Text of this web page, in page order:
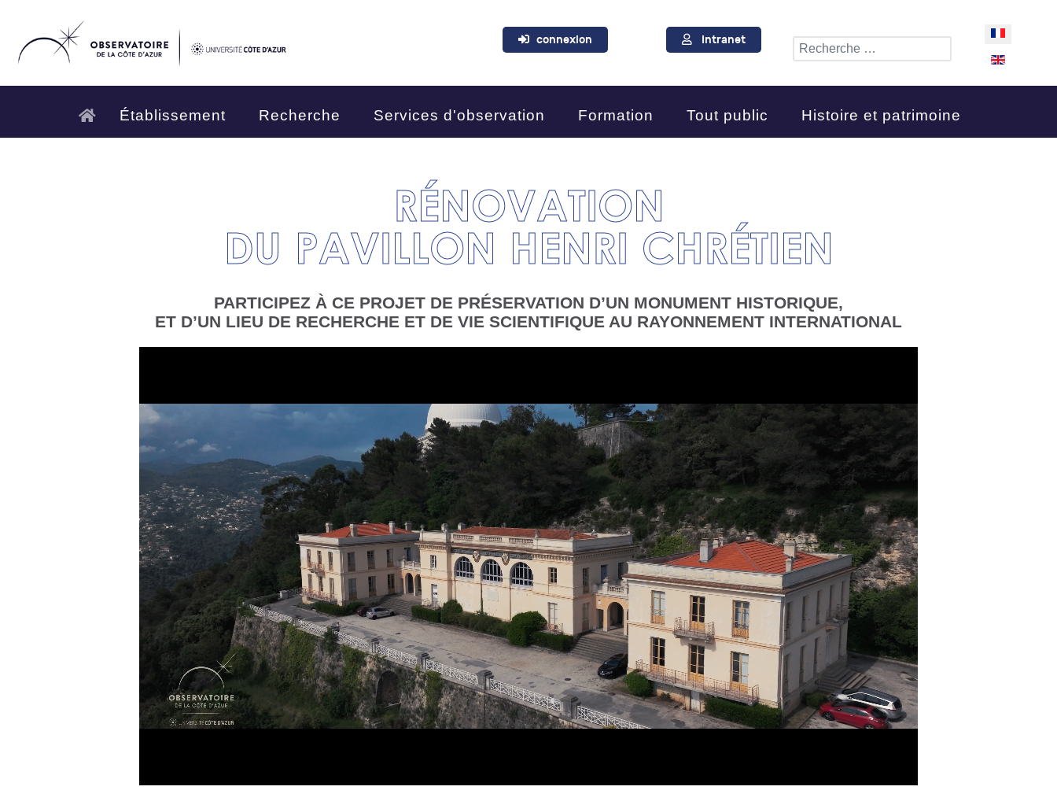
connexion Intranet Rechercher
Établissement Recherche Services d'observation Formation Tout public Histoire et patrimoine
RÉNOVATION
DU PAVILLON HENRI CHRÉTIEN
PARTICIPEZ À CE PROJET DE PRÉSERVATION D’UN MONUMENT HISTORIQUE,
ET D’UN LIEU DE RECHERCHE ET DE VIE SCIENTIFIQUE AU RAYONNEMENT INTERNATIONAL